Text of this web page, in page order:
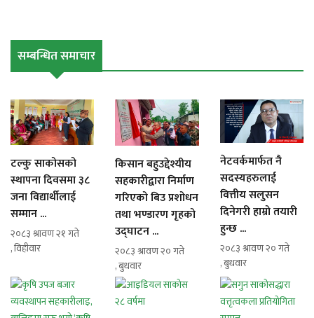
सम्बन्धित समाचार
टल्कु साकोसको
स्थापना दिवसमा ३८
जना विद्यार्थीलाई
सम्मान ...
२०८३ श्रावण २१ गते
, विहीवार
किसान बहुउद्देश्यीय
सहकारीद्वारा निर्माण
गरिएको बिउ प्रशोधन
तथा भण्डारण गृहको
उद्घाटन ...
२०८३ श्रावण २० गते
, बुधवार
नेटवर्कमार्फत नै
सदस्यहरुलाई
वित्तीय सलुसन
दिनेगरी हाम्रो तयारी
हुन्छ ...
२०८३ श्रावण २० गते
, बुधवार